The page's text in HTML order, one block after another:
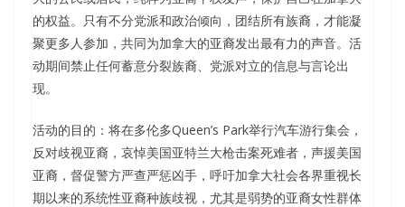
的权益。只有不分党派和政治倾向，团结所有族裔，才能凝
聚更多人参加，共同为加拿大的亚裔发出最有力的声音。活
动期间禁止任何蓄意分裂族裔、党派对立的信息与言论出
现。
活动的目的：将在多伦多Queen’s Park举行汽车游行集会，
反对歧视亚裔，哀悼美国亚特兰大枪击案死难者，声援美国
亚裔，督促警方严查严惩凶手，呼吁加拿大社会各界重视长
期以来的系统性亚裔种族歧视，尤其是弱势的亚裔女性群体